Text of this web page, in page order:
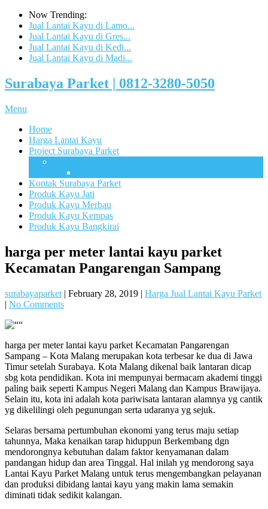
Now Trending:
Jual Lantai Kayu di Lamo...
Jual Lantai Kayu di Gres...
Jual Lantai Kayu di Kedi...
Jual Lantai Kayu di Madi...
Surabaya Parket | 0812-3280-5050
Menu
Home
Harga Lantai Kayu
Project Surabaya Parket
Kontak Surabaya Parket
Produk Kayu Jati
Produk Kayu Merbau
Produk Kayu Kempas
Produk Kayu Bangkirai
harga per meter lantai kayu parket
Kecamatan Pangarengan Sampang
surabayaparket | February 28, 2019 | Harga Jual Lantai Kayu Parket
| No Comments
harga per meter lantai kayu parket Kecamatan Pangarengan
Sampang – Kota Malang merupakan kota terbesar ke dua di Jawa
Timur setelah Surabaya. Kota Malang dikenal baik lantaran dicap
sbg kota pendidikan. Kota ini mempunyai bermacam akademi tinggi
paling baik seperti Kampus Negeri Malang dan Kampus Brawijaya.
Selain itu, kota ini adalah kota pariwisata lantaran alamnya yg cantik
yg dikelilingi oleh pegunungan serta udaranya yg sejuk.
Selaras bersama pertumbuhan ekonomi yang terus maju setiap
tahunnya, Maka kenaikan tarap hiduppun Berkembang dgn
mendorongnya kebutuhan dalam faktor kenyamanan dalam
pandangan hidup dan area Tinggal. Hal inilah yg mendorong saya
Lantai Kayu Parket Malang untuk terus mengembangkan pelayanan
dan produksi dibidang lantai kayu yang makin lama semakin
diminati tidak sedikit kalangan.